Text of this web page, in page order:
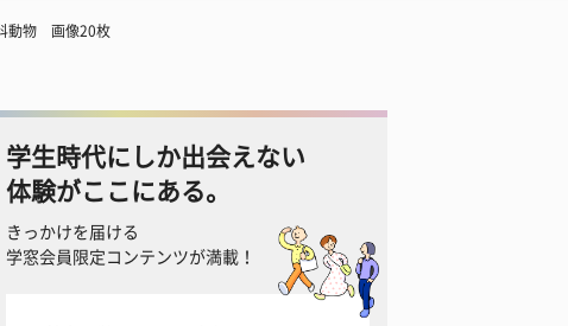
動物 画像20枚
学生時代にしか出会えない
体験がここにある。
きっかけを届ける
学窓会員限定コンテンツが満載！